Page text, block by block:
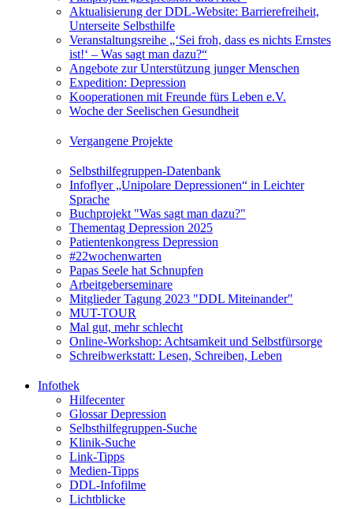
Aktualisierung der DDL-Website: Barrierefreiheit,
Unterseite Selbsthilfe
Veranstaltungsreihe „‘Sei froh, dass es nichts Ernstes
ist!‘ – Was sagt man dazu?“
Angebote zur Unterstützung junger Menschen
Expedition: Depression
Kooperationen mit Freunde fürs Leben e.V.
Woche der Seelischen Gesundheit
Vergangene Projekte
Selbsthilfegruppen-Datenbank
Infoflyer „Unipolare Depressionen“ in Leichter
Sprache
Buchprojekt "Was sagt man dazu?"
Thementag Depression 2025
Patientenkongress Depression
#22wochenwarten
Papas Seele hat Schnupfen
Arbeitgeberseminare
Mitglieder Tagung 2023 "DDL Miteinander"
MUT-TOUR
Mal gut, mehr schlecht
Online-Workshop: Achtsamkeit und Selbstfürsorge
Schreibwerkstatt: Lesen, Schreiben, Leben
Infothek
Hilfecenter
Glossar Depression
Selbsthilfegruppen-Suche
Klinik-Suche
Link-Tipps
Medien-Tipps
DDL-Infofilme
Lichtblicke